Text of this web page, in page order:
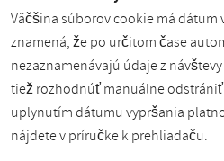
Väčšina súborov cookie má dátum
znamená, že po určitom čase
nezaznamenávajú údaje z
tiež rozhodnúť manuálne
uplynutím dátumu vypršania
nájdete v príručke k prehliadaču.